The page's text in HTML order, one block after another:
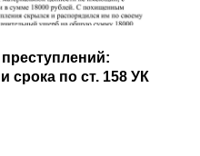
срока по ст. 158 УК